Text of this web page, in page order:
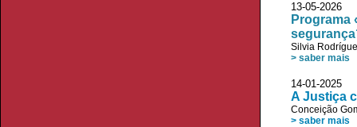
13-05-2026
Programa
Silvia
> saber mais
14-01-2025
A Justiça
Conceição
> saber mais